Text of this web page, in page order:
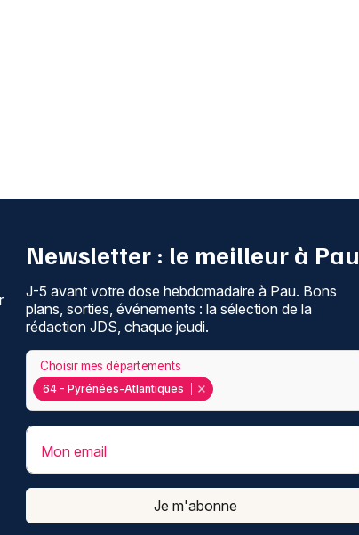
Newsletter : le meilleur à Pau
J-5 avant votre dose hebdomadaire à Pau. Bons
plans, sorties, événements : la sélection de la
rédaction JDS, chaque jeudi.
64 - Pyrénées-Atlantiques
Choisir mes départements
Mon email
Je m'abonne